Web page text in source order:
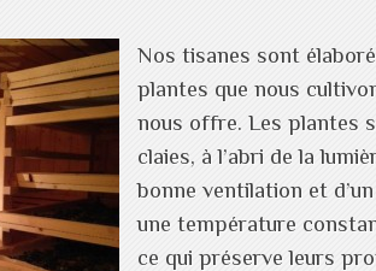
Nos tisanes sont
plantes que nous
nous offre. Les plantes
claies, à l’abri de la
bonne ventilation et
une température
ce qui préserve leurs